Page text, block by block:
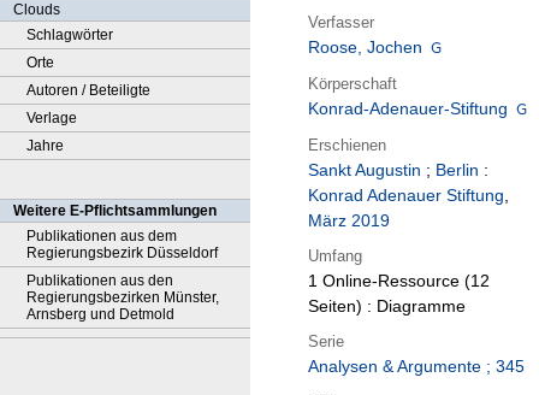
Clouds
Schlagwörter
Orte
Autoren / Beteiligte
Verlage
Jahre
Weitere E-Pflichtsammlungen
Publikationen aus dem
Regierungsbezirk Düsseldorf
Publikationen aus den
Regierungsbezirken Münster,
Arnsberg und Detmold
Verfasser
Roose, Jochen
Körperschaft
Konrad-Adenauer-Stiftung
Erschienen
Sankt Augustin ; Berlin :
Konrad Adenauer Stiftung,
März 2019
Umfang
1 Online-Ressource (12
Seiten) : Diagramme
Serie
Analysen & Argumente ; 345